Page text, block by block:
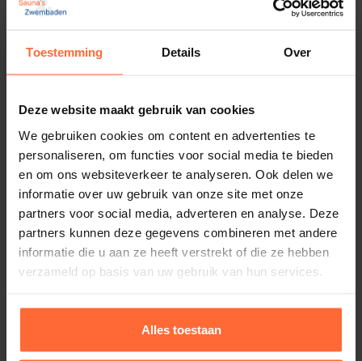
Toestemming Details Over
Deze website maakt gebruik van cookies
We gebruiken cookies om content en advertenties te
personaliseren, om functies voor social media te bieden
en om ons websiteverkeer te analyseren. Ook delen we
informatie over uw gebruik van onze site met onze
partners voor social media, adverteren en analyse. Deze
partners kunnen deze gegevens combineren met andere
informatie die u aan ze heeft verstrekt of die ze hebben
verzameld op basis van uw gebruik van hun services.
Alles toestaan
AquaForte Aqualoon filterset 6,5m³/h 300W
230,95